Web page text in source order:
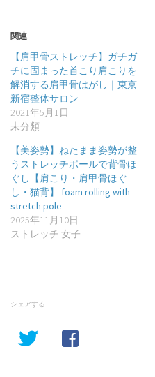
関連
【肩甲骨ストレッチ】ガチガ
チに固まった首こり肩こりを
解消する肩甲骨はがし｜東京
新宿整体サロン
2021年5月1日
未分類
【美姿勢】ねたまま姿勢が整
うストレッチポールで背骨ほ
ぐし【肩こり・肩甲骨ほぐ
し・猫背】 foam rolling with
stretch pole
2025年11月10日
ストレッチ 女子
シェアする